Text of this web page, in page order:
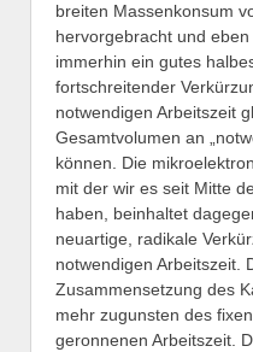
breiten Massenkonsum
hervorgebracht und
immerhin ein gutes
fortschreitender
notwendigen Arbeitszeit
Gesamtvolumen an
können. Die
mit der wir es seit Mitte
haben, beinhaltet
neuartige, radikale
notwendigen Arbeitszeit.
Zusammensetzung des
mehr zugunsten des
geronnenen Arbeitszeit.